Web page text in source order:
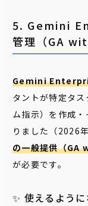
5. Gemini
管理（GA
Gemini
タントが特定タ
ム指示）を作成
りました（2026
の一般提供（
が必要です。
✨ 使えるよう